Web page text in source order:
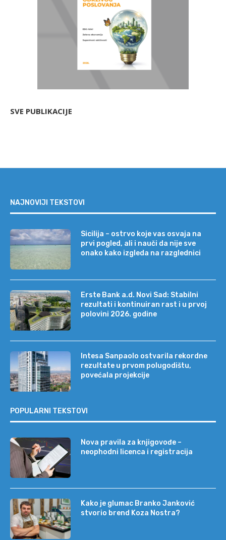
SVE PUBLIKACIJE
NAJNOVIJI TEKSTOVI
Sicilija – ostrvo koje vas osvaja na
prvi pogled, ali i nauči da nije sve
onako kako izgleda na razglednici
Erste Bank a.d. Novi Sad: Stabilni
rezultati i kontinuiran rast i u prvoj
polovini 2026. godine
Intesa Sanpaolo ostvarila rekordne
rezultate u prvom polugodištu,
povećala projekcije
POPULARNI TEKSTOVI
Nova pravila za knjigovođe –
neophodni licenca i registracija
Kako je glumac Branko Janković
stvorio brend Koza Nostra?